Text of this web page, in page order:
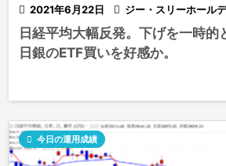
 2021年6月22日  ジー・スリーホール
日経平均大幅反発。下げを一時的
日銀のETF買いを好感か。
 今日の運用成績